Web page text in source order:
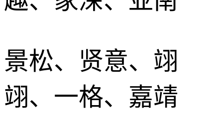
景松、贤意、翊
翊、一格、嘉靖